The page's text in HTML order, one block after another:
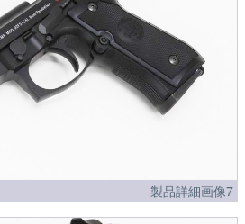
製品詳細画像7